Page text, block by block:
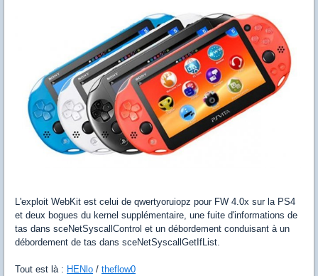
L'exploit WebKit est celui de qwertyoruiopz pour FW 4.0x sur la PS4
et deux bogues du kernel supplémentaire, une fuite d'informations de
tas dans sceNetSyscallControl et un débordement conduisant à un
débordement de tas dans sceNetSyscallGetIfList.
Tout est là : HENlo / theflow0